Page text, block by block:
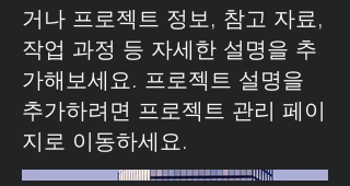
거나 프로젝트 정보, 참고 자료,
작업 과정 등 자세한 설명을 추
가해보세요. 프로젝트 설명을
추가하려면 프로젝트 관리 페이
지로 이동하세요.